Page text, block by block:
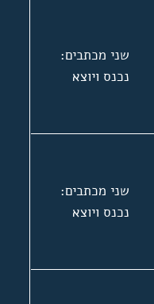
שני מכתבים:
נכנס ויוצא
שני מכתבים:
נכנס ויוצא